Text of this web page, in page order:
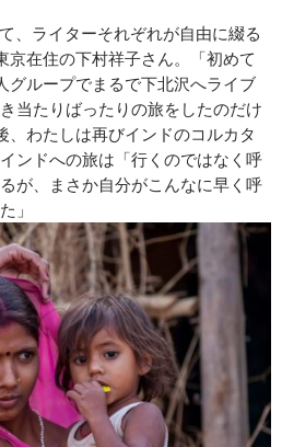
、ライターそれぞれが自由に綴る
京在住の下村祥子さん。「初めて
グループでまるで下北沢へライブ
当たりばったりの旅をしたのだけ
、わたしは再びインドのコルカタ
ンドへの旅は「行くのではなく呼
が、まさか自分がこんなに早く呼
」